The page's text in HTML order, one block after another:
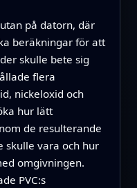
på datorn, där
beräkningar för att
skulle bete sig
flera
nickeloxid och
hur lätt
de resulterande
skulle vara och hur
omgivningen.
PVC:s